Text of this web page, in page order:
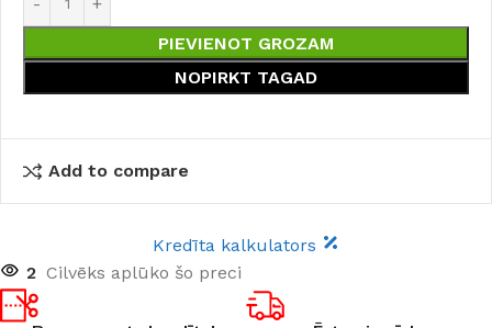
PIEVIENOT GROZAM
NOPIRKT TAGAD
Add to compare
Kredīta kalkulators
2 Cilvēks aplūko šo preci